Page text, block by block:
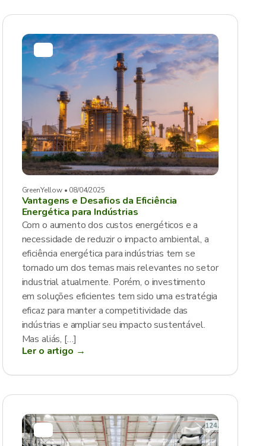
GreenYellow • 08/04/2025
Vantagens e Desafios da Eficiência
Energética para Indústrias
Com o aumento dos custos energéticos e a
necessidade de reduzir o impacto ambiental, a
eficiência energética para indústrias tem se
tornado um dos temas mais relevantes no setor
industrial atualmente. Porém, o investimento
em soluções eficientes tem sido uma estratégia
eficaz para manter a competitividade das
indústrias e ampliar seu impacto sustentável.
Mas aliás, […]
Ler o artigo →